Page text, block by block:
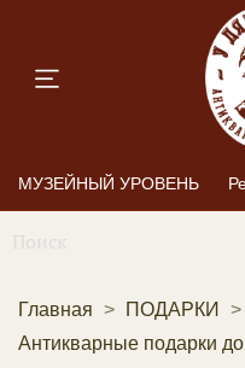
МУЗЕЙНЫЙ УРОВЕНЬ
Главная
ПОДАРКИ
Антикварные подарки